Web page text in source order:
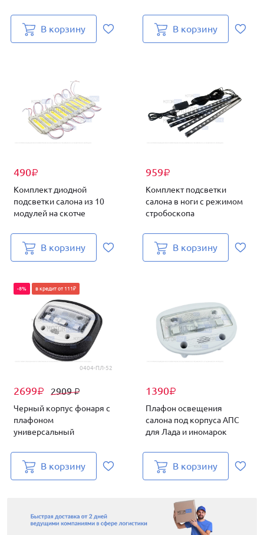
В корзину В корзину
490₽
Комплект диодной
подсветки салона из 10
модулей на скотче
В корзину
959₽
Комплект подсветки
салона в ноги с режимом
стробоскопа
В корзину
0404-ПЛ-52
2699₽ 2909₽
-8% в кредит от 111₽
Черный корпус фонаря с
плафоном
универсальный
В корзину
1390₽
Плафон освещения
салона под корпуса АПС
для Лада и иномарок
В корзину